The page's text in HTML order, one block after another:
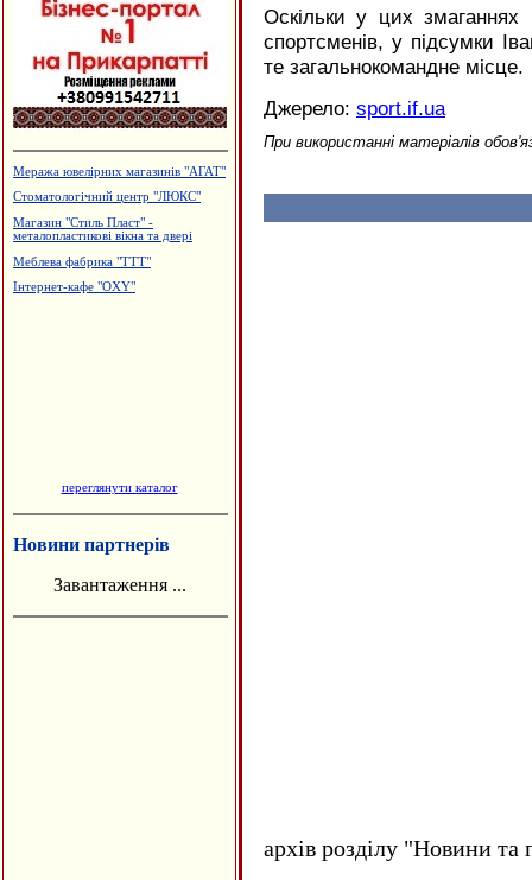
Пейнтбол
Будівельний центр "ВАШ ДІМ"
Виробництво солоду, ВАТ
"Дятьківці"
Монтаж та ремонт електропроводки
Готельно-ресторанний комплекс
переглянути каталог
Новини партнерів
Завантаження ...
Оскільки у цих
спортсменів, у підсумки
те загальнокомандне місце.
Джерело: sport.if.ua
При використанні матеріалів
архів розділу "Новини та